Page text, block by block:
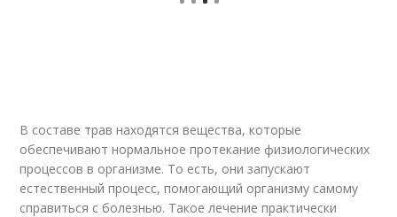
В составе трав находятся вещества, которые
обеспечивают нормальное протекание физиологических
процессов в организме. То есть, они запускают
естественный процесс, помогающий организму самому
справиться с болезнью. Такое лечение практически